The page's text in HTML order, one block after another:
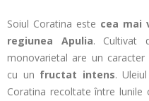
Soiul Coratina este cea mai
regiunea Apulia. Cultivat
monovarietal are un
cu un fructat intens.
Coratina recoltate între